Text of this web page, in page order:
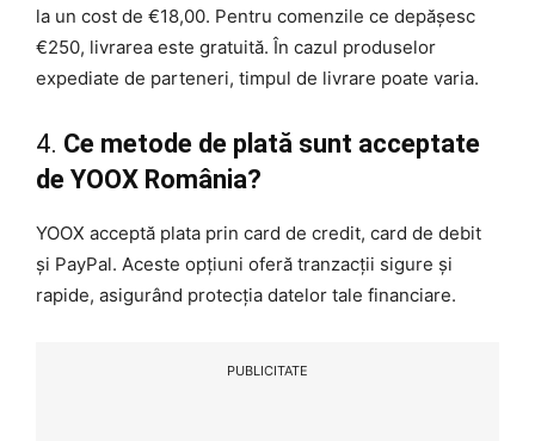
la un cost de €18,00. Pentru comenzile ce depășesc
€250, livrarea este gratuită. În cazul produselor
expediate de parteneri, timpul de livrare poate varia.
4. Ce metode de plată sunt acceptate
de YOOX România?
YOOX acceptă plata prin card de credit, card de debit
și PayPal. Aceste opțiuni oferă tranzacții sigure și
rapide, asigurând protecția datelor tale financiare.
PUBLICITATE